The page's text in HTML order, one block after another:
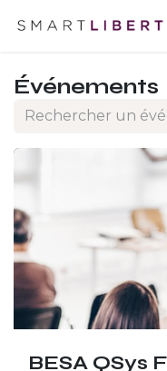
Événements
BESA QSys